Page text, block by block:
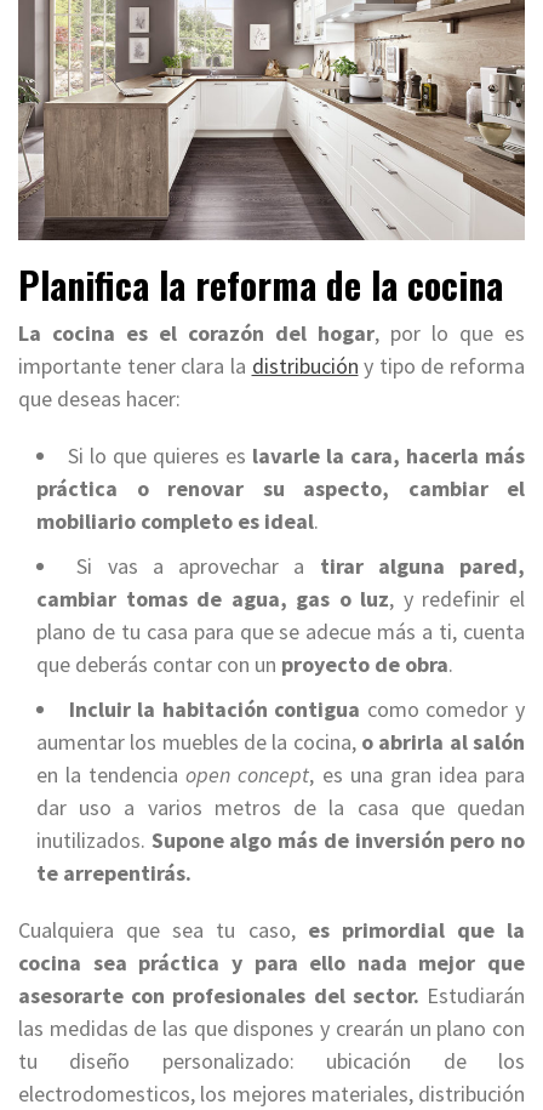
Planifica la reforma de la cocina
La cocina es el corazón del hogar, por lo que es
importante tener clara la distribución y tipo de reforma
que deseas hacer:
Si lo que quieres es lavarle la cara, hacerla más
práctica o renovar su aspecto,
cambiar el
mobiliario completo es ideal.
Si vas a aprovechar a tirar alguna pared,
cambiar tomas de agua, gas o luz, y redefinir el
plano de tu casa para que se adecue más a ti, cuenta
que deberás contar con un proyecto de obra.
Incluir la habitación contigua como comedor y
aumentar los muebles de la cocina, o abrirla al salón
en la tendenciaopen concept, es una gran idea para
dar uso a varios metros de la casa que quedan
inutilizados. Supone algo más de inversión pero no
te arrepentirás.
Cualquiera que sea tu caso, es primordial que la
cocina sea práctica y para ello nada mejor que
asesorarte con profesionales del sector. Estudiarán
las medidas de las que dispones y crearán un plano con
tu diseño personalizado: ubicación de los
electrodomesticos, los mejores materiales, distribución